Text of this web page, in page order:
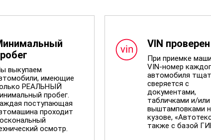
выкупаем
имеющие
РЕАЛЬНЫЙ
пробег.
поступающая
проходит
осмотр.
VIN проверен
При приемке
VIN-номер
автомобиля
сверяется с
документами,
табличками и/или
выштамповками
кузове,
также с базой